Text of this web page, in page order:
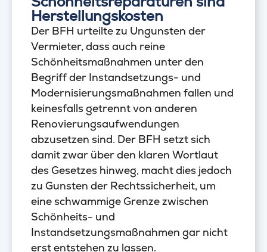
Herstellungskosten
Der BFH urteilte zu Ungunsten der
Vermieter, dass auch reine
Schönheitsmaßnahmen unter den
Begriff der Instandsetzungs- und
Modernisierungsmaßnahmen fallen und
keinesfalls getrennt von anderen
Renovierungsaufwendungen
abzusetzen sind. Der BFH setzt sich
damit zwar über den klaren Wortlaut
des Gesetzes hinweg, macht dies jedoch
zu Gunsten der Rechtssicherheit, um
eine schwammige Grenze zwischen
Schönheits- und
Instandsetzungsmaßnahmen gar nicht
erst entstehen zu lassen.